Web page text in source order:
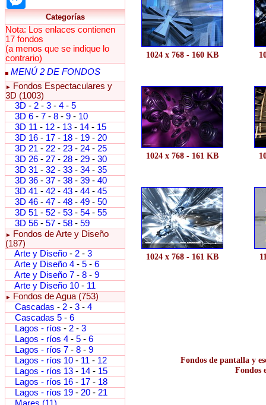
Categorías
Nota: Los enlaces contienen
17 fondos
(a menos que se indique lo
contrario)
MENÚ 2 DE FONDOS
►
Fondos Espectaculares y
3D (1003)
3D - 2 - 3 - 4 - 5
3D 6 - 7 - 8 - 9 - 10
3D 11 - 12 - 13 - 14 - 15
3D 16 - 17 - 18 - 19 - 20
3D 21 - 22 - 23 - 24 - 25
3D 26 - 27 - 28 - 29 - 30
3D 31 - 32 - 33 - 34 - 35
3D 36 - 37 - 38 - 39 - 40
3D 41 - 42 - 43 - 44 - 45
3D 46 - 47 - 48 - 49 - 50
3D 51 - 52 - 53 - 54 - 55
3D 56 - 57 - 58 - 59
►
Fondos de Arte y Diseño
(187)
Arte y Diseño - 2 - 3
Arte y Diseño 4 - 5 - 6
Arte y Diseño 7 - 8 - 9
Arte y Diseño 10 - 11
►
Fondos de Agua (753)
Cascadas - 2 - 3 - 4
Cascadas 5 - 6
Lagos - ríos - 2 - 3
Lagos - ríos 4 - 5 - 6
Lagos - ríos 7 - 8 - 9
Lagos - ríos 10 - 11 - 12
Lagos - ríos 13 - 14 - 15
Lagos - ríos 16 - 17 - 18
Lagos - ríos 19 - 20 - 21
1024 x 768 - 160 KB
1024 x 768 - 161 KB
1024 x 768 - 161 KB
Fondos de pantalla y
Fondos